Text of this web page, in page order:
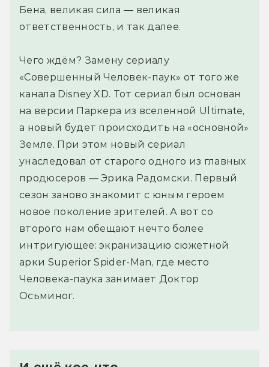
Бена, великая сила — великая
ответственность, и так далее.
Чего ждём? Замену сериалу
«Совершенный Человек-паук» от того же
канала Disney XD. Тот сериал был основан
на версии Паркера из вселенной Ultimate,
а новый будет происходить на «основной»
Земле. При этом новый сериал
унаследовал от старого одного из главных
продюсеров — Эрика Радомски. Первый
сезон заново знакомит с юным героем
новое поколение зрителей. А вот со
второго нам обещают нечто более
интригующее: экранизацию сюжетной
арки Superior Spider-Man, где место
Человека-паука занимает Доктор
Осьминог.